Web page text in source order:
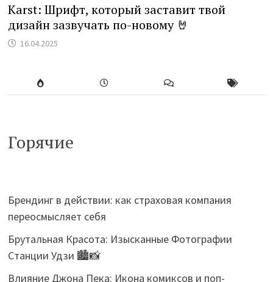
Karst: Шрифт, который заставит твой
дизайн зазвучать по-новому 🤘
16.04.2025
Горячие
Брендинг в действии: как страховая компания
переосмысляет себя
Брутальная Красота: Изысканные Фотографии
Станции Удзи 🏙️📸
Влияние Джона Пека: Икона комиксов и поп-